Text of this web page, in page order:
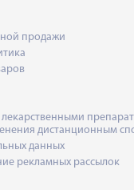
продажи
дистанционным
данных
рекламных рассылок